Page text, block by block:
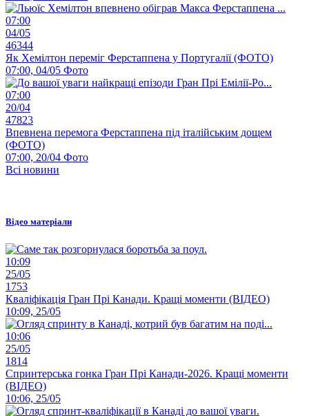
07:00
04/05
46344
Як Хемілтон переміг Ферстаппена у Португалії (ФОТО)
07:00, 04/05 Фото
07:00
20/04
47823
Впевнена перемога Ферстаппена під італійським дощем
(ФОТО)
07:00, 20/04 Фото
Всі новини
Відео матеріали
10:09
25/05
1753
Кваліфікація Гран Прі Канади. Кращі моменти (ВІДЕО)
10:09, 25/05
10:06
25/05
1814
Спринтерська гонка Гран Прі Канади-2026. Кращі моменти
(ВІДЕО)
10:06, 25/05